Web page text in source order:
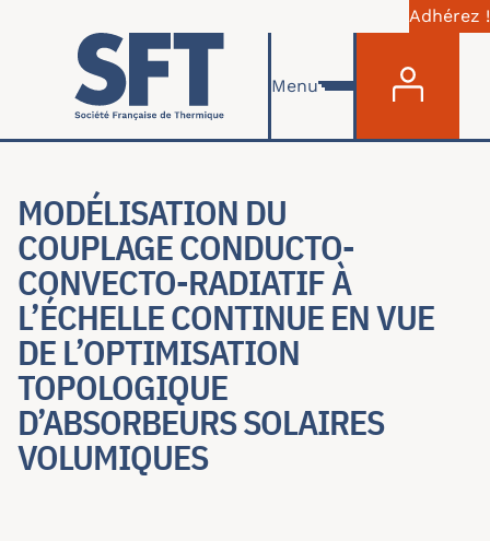
Aller au contenu principal
Adhérez !
Menu
MODÉLISATION DU
COUPLAGE CONDUCTO-
CONVECTO-RADIATIF À
L’ÉCHELLE CONTINUE EN VUE
DE L’OPTIMISATION
TOPOLOGIQUE
D’ABSORBEURS SOLAIRES
VOLUMIQUES